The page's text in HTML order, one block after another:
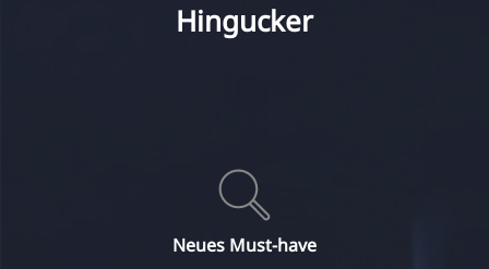
Hingucker
Neues Must-have